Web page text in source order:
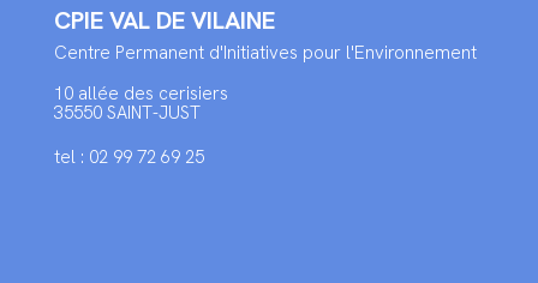
CPIE VAL DE VILAINE
Centre Permanent d'Initiatives pour l'Environnement
10 allée des cerisiers
35550 SAINT-JUST
tel : 02 99 72 69 25